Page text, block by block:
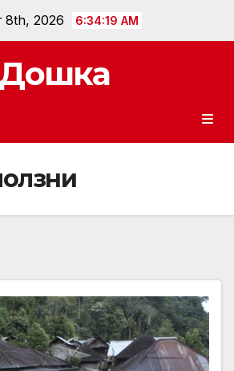
8th, 2026 6:34:20 AM
Дошка